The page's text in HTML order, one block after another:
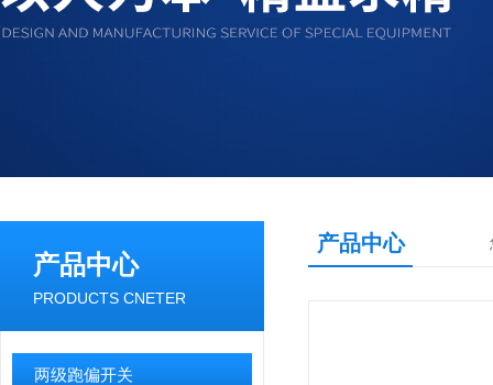
产品中心
PRODUCTS CNETER
两级跑偏开关
产品中心